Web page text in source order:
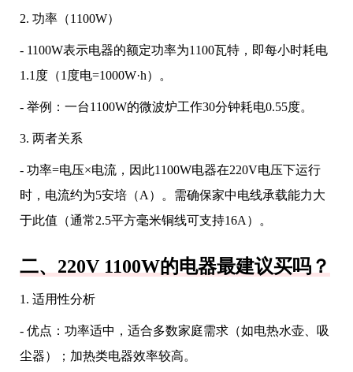
2. 功率（1100W）
- 1100W表示电器的额定功率为1100瓦特，即每小时耗电
1.1度（1度电=1000W·h）。
- 举例：一台1100W的微波炉工作30分钟耗电0.55度。
3. 两者关系
- 功率=电压×电流，因此1100W电器在220V电压下运行
时，电流约为5安培（A）。需确保家中电线承载能力大
于此值（通常2.5平方毫米铜线可支持16A）。
二、220V 1100W的电器最建议买吗？
1. 适用性分析
- 优点：功率适中，适合多数家庭需求（如电热水壶、吸
尘器）；加热类电器效率较高。